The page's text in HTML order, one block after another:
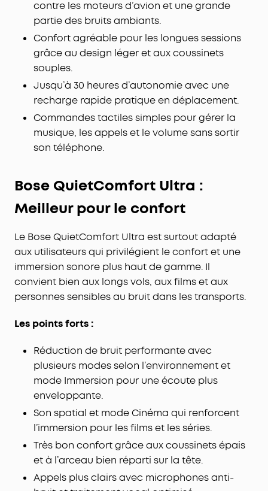
contre les moteurs d’avion et une grande
partie des bruits ambiants.
Confort agréable pour les longues sessions
grâce au design léger et aux coussinets
souples.
Jusqu’à 30 heures d’autonomie avec une
recharge rapide pratique en déplacement.
Commandes tactiles simples pour gérer la
musique, les appels et le volume sans sortir
son téléphone.
Bose QuietComfort Ultra :
Meilleur pour le confort
Le Bose QuietComfort Ultra est surtout adapté
aux utilisateurs qui privilégient le confort et une
immersion sonore plus haut de gamme. Il
convient bien aux longs vols, aux films et aux
personnes sensibles au bruit dans les transports.
Les points forts :
Réduction de bruit performante avec
plusieurs modes selon l’environnement et
mode Immersion pour une écoute plus
enveloppante.
Son spatial et mode Cinéma qui renforcent
l’immersion pour les films et les séries.
Très bon confort grâce aux coussinets épais
et à l’arceau bien réparti sur la tête.
Appels plus clairs avec microphones anti-